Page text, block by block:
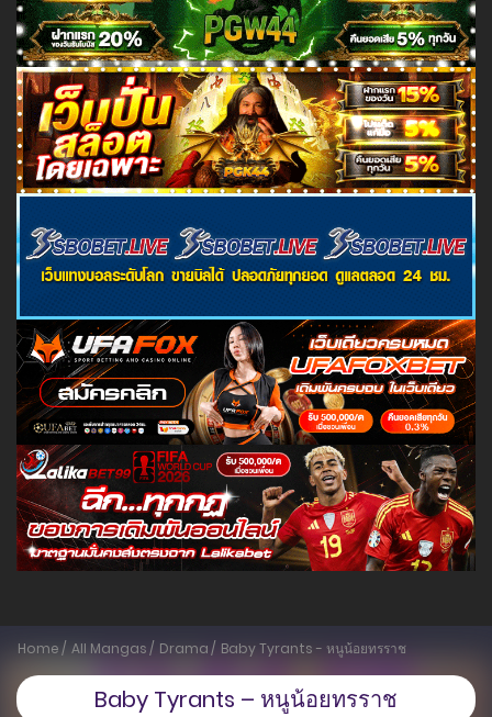
Home All Mangas Drama Baby Tyrants - หนูน้อยทรราช
Baby Tyrants – หนูน้อยทรราช